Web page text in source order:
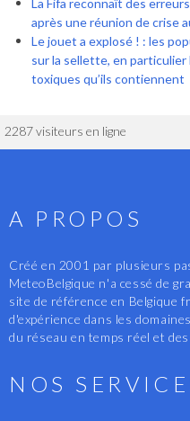
après une réunion de crise
Le jouet a explosé ! : les
sur la sellette, en
toxiques qu’ils contiennent
2287 visiteurs en ligne
A PROPOS
Créé en 2001 par plusieurs
MeteoBelgique n'a cessé de
site de référence en Belgique
d'expérience dans les
du réseau en temps réel et
NOS